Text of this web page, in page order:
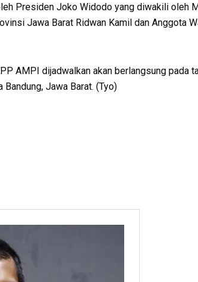
Presiden Joko Widodo yang diwakili oleh
Jawa Barat Ridwan Kamil dan Anggota
AMPI dijadwalkan akan berlangsung pada
Jawa Barat. (Tyo)